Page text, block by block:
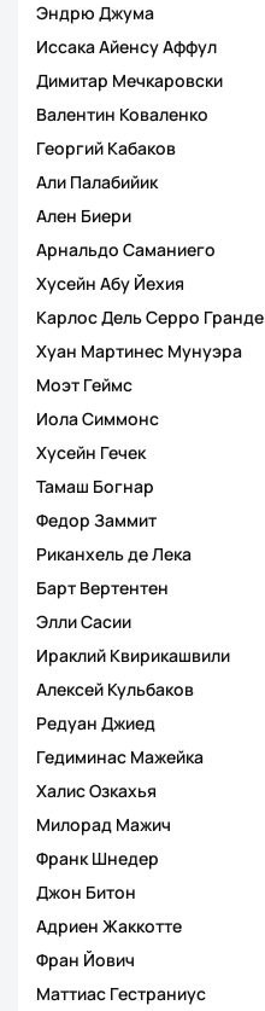
Эндрю Джума
Иссака Айенсу Аффул
Димитар Мечкаровски
Валентин Коваленко
Георгий Кабаков
Али Палабийик
Ален Биери
Арнальдо Саманиего
Хусейн Абу Йехия
Карлос Дель Серро Гранде
Хуан Мартинес Мунуэра
Моэт Геймс
Иола Симмонс
Хусейн Гечек
Тамаш Богнар
Федор Заммит
Риканхель де Лека
Барт Вертентен
Элли Сасии
Ираклий Квирикашвили
Алексей Кульбаков
Редуан Джиед
Гедиминас Мажейка
Халис Озкахья
Милорад Мажич
Франк Шнедер
Джон Битон
Адриен Жаккотте
Фран Йович
Маттиас Гестраниус